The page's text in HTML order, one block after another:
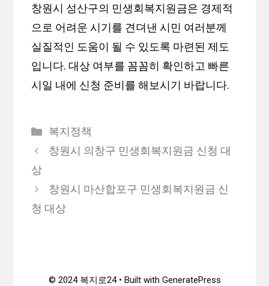
창원시 성산구의 민생회복지원금은 경제적
으로 어려운 시기를 견뎌낸 시민 여러분께
실질적인 도움이 될 수 있도록 마련된 제도
입니다. 대상 여부를 꼼꼼히 확인하고 빠른
시일 내에 신청 준비를 해보시기 바랍니다.
카
테
복지정책
창원시 의창구 민생회복지원금 신청 대
상
창원시 마산합포구 민생회복지원금 신
청 대상
© 2024 복지로24 • Built with GeneratePress